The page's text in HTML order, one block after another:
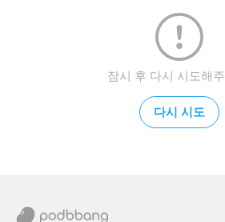
잠시 후 다시 시도해
다시 시도